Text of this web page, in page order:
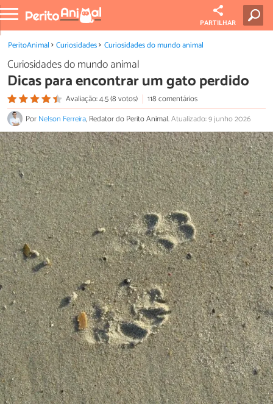
PARTILHAR
PeritoAnimal Curiosidades Curiosidades do mundo animal
Curiosidades do mundo animal
Dicas para encontrar um gato perdido
Avaliação: 4.5 (8 votos)
118 comentários
PorNelson Ferreira, Redator do Perito Animal.Atualizado: 9 junho 2026